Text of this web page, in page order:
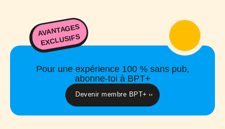
AVANTAGES
EXCLUSIFS
Pour une expérience 100 % sans pub,
abonne-toi à BPT+
Devenir membre BPT+